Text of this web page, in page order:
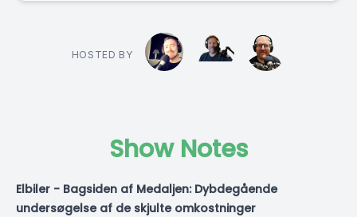
HOSTED BY
Show Notes
Elbiler - Bagsiden af Medaljen: Dybdegående
undersøgelse af de skjulte omkostninger